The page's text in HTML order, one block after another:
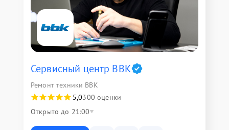
Сервисный центр BBK
Ремонт техники BBK
5,0300 оценки
Открыто до 21:00